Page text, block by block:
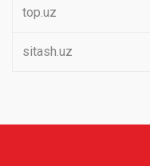
top.uz
sitash.uz